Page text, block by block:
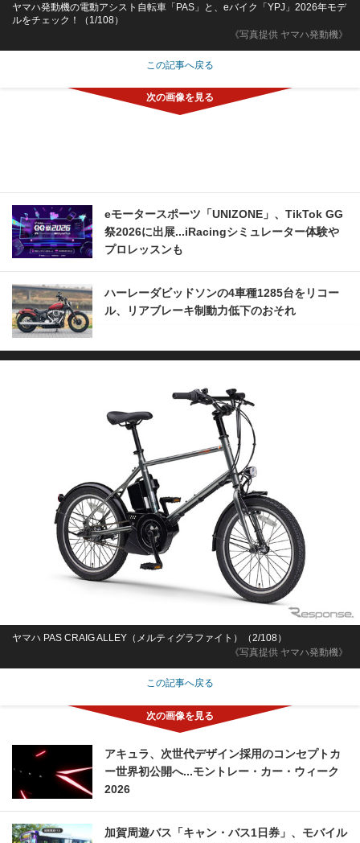
《写真提供 ヤマハ発動機》
ヤマハ発動機の電動アシスト自転車「PAS」と、eバイク「YPJ」2026年モデ
ルをチェック！（1/108）
この記事へ戻る
eモータースポーツ「UNIZONE」、TikTok GG
祭2026に出展...iRacingシミュレーター体験や
プロレッスンも
ハーレーダビッドソンの4車種1285台をリコー
ル、リアブレーキ制動力低下のおそれ
《写真提供 ヤマハ発動機》
ヤマハ PAS CRAIG ALLEY（メルティグラファイト）（2/108）
この記事へ戻る
アキュラ、次世代デザイン採用のコンセプトカ
ー世界初公開へ...モントレー・カー・ウィーク
2026
加賀周遊バス「キャン・バス1日券」、モバイル